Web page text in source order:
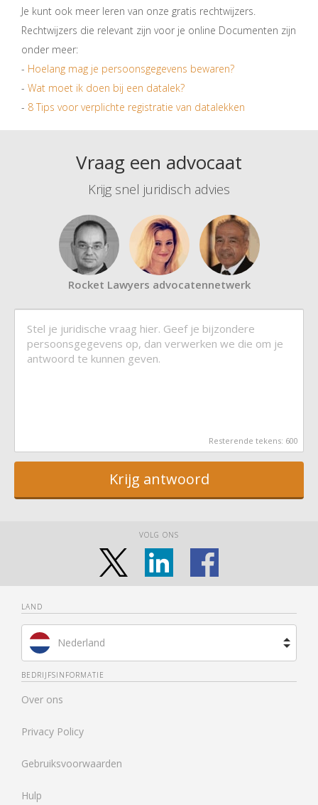
Je kunt ook meer leren van onze gratis rechtwijzers.
Rechtwijzers die relevant zijn voor je online Documenten zijn
onder meer:
- Hoelang mag je persoonsgegevens bewaren?
- Wat moet ik doen bij een datalek?
- 8 Tips voor verplichte registratie van datalekken
Vraag een advocaat
Krijg snel juridisch advies
Rocket Lawyers advocatennetwerk
Resterende tekens: 600
Krijg antwoord
VOLG ONS
LAND
Nederland
Brazilië
Spanje
Frankrijk
Verenigd Koninkrijk
BEDRIJFSINFORMATIE
Over ons
Privacy Policy
Gebruiksvoorwaarden
Hulp